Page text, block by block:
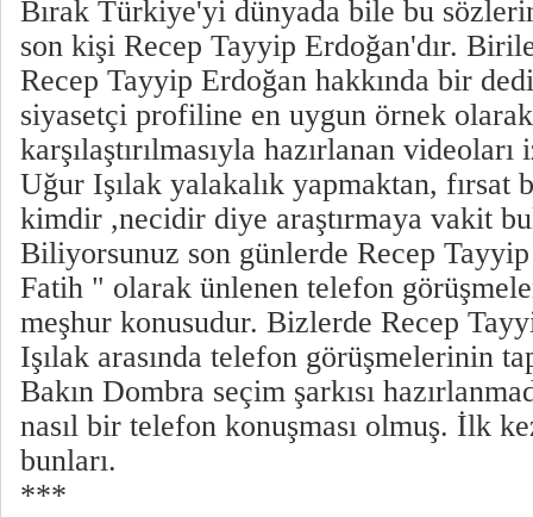
Bırak Türkiye'yi dünyada bile bu
son kişi Recep Tayyip Erdoğan'dır.
Recep Tayyip Erdoğan hakkında bir
siyasetçi profiline en uygun örnek
karşılaştırılmasıyla hazırlanan videoları
Uğur Işılak yalakalık yapmaktan, fırsat
kimdir ,necidir diye araştırmaya vakit
Biliyorsunuz son günlerde Recep
Fatih " olarak ünlenen telefon
meşhur konusudur. Bizlerde Recep
Işılak arasında telefon görüşmelerinin
Bakın Dombra seçim şarkısı
nasıl bir telefon konuşması olmuş. İlk
bunları.
***